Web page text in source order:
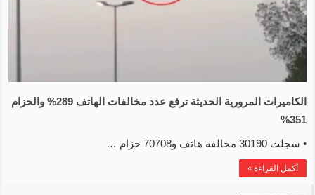
الكاميرات المرورية الحديثة ترفع عدد مخالفات الهاتف 289% والحزام
351%
• سجلت 30190 مخالفة هاتف و70708 حزام …
أكمل القراءة »